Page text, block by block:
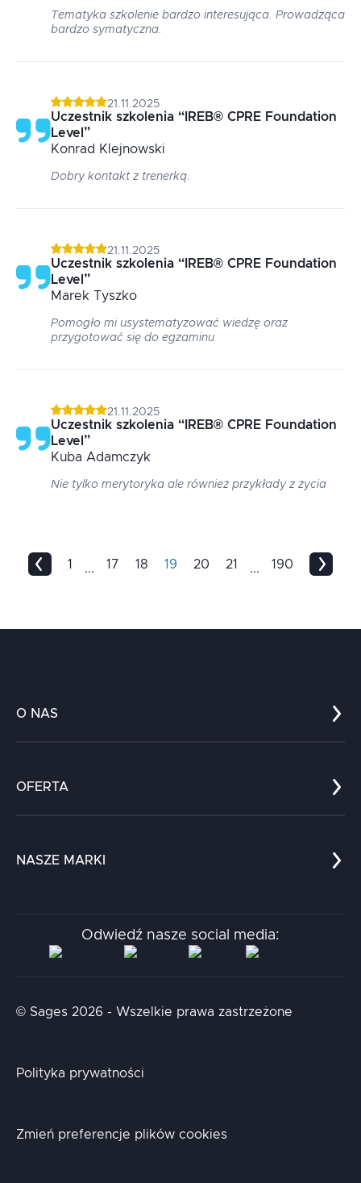
Tematyka szkolenie bardzo interesująca. Prowadząca
bardzo symatyczna.
21.11.2025
Uczestnik szkolenia “ IREB® CPRE Foundation
Level ”
Konrad Klejnowski
Dobry kontakt z trenerką.
21.11.2025
Uczestnik szkolenia “ IREB® CPRE Foundation
Level ”
Marek Tyszko
Pomogło mi usystematyzować wiedzę oraz
przygotować się do egzaminu
21.11.2025
Uczestnik szkolenia “ IREB® CPRE Foundation
Level ”
Kuba Adamczyk
Nie tylko merytoryka ale również przykłady z życia
1 ... 17 18 19 20 21 ... 190
O NAS
Kariera
Kontakt
OFERTA
Chatboty
NASZE MARKI
Aidapta
AI & NLP Day
Odwiedź nasze social media:
© Sages 2026 - Wszelkie prawa zastrzeżone
Polityka prywatności
Zmień preferencje plików cookies